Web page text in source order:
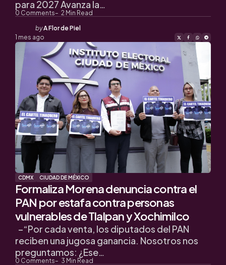
0 Comments 2 Min Read
para 2027 Avanza la…
Posted
by
byA Flor de Piel
1 mes ago
CDMX CIUDAD DE MÉXICO
Formaliza Morena denuncia contra el
PAN por estafa contra personas
vulnerables de Tlalpan y Xochimilco
0 Comments 3 Min Read
–“Por cada venta, los diputados del PAN
reciben una jugosa ganancia. Nosotros nos
preguntamos: ¿Ese…